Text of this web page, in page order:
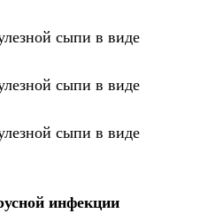
сыпи в виде
сыпи в виде
сыпи в виде
инфекции